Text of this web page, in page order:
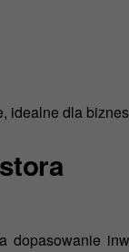
idealne dla
dopasowanie